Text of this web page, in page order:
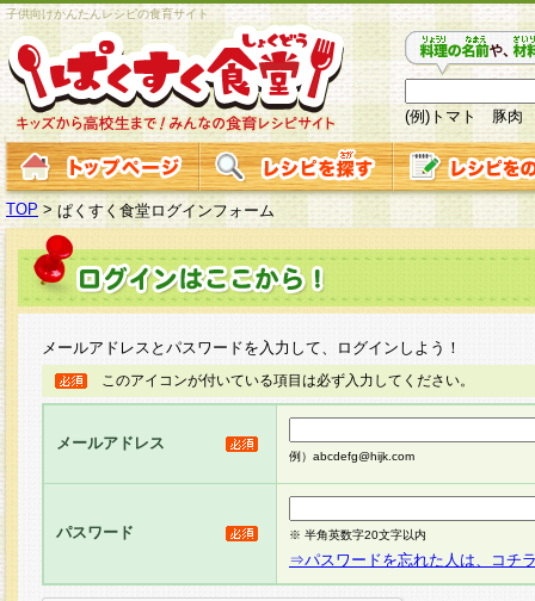
子供向けかんたんレシピの食育サイト
(例)トマト 豚肉
TOP > ぱくすく食堂ログインフォーム
メールアドレスとパスワードを入力して、ログインしよう！
このアイコンが付いている項目は必ず入力してください。
メールアドレス
例）abcdefg@hijk.com
パスワード ※ 半角英数字20文字以内
⇒パスワードを忘れた人は、コチ